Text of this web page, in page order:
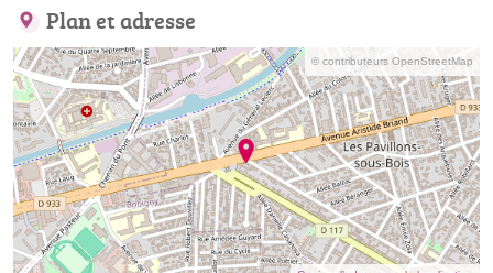
Plan et adresse
© contributeurs OpenStreetMap